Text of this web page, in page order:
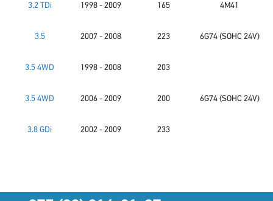
3.2 TDi 1998 - 2009 165 4M41
3.5 2007 - 2008 223 6G74 (SOHC 24V)
3.5 4WD 1998 - 2008 203
3.5 4WD 2006 - 2009 200 6G74 (SOHC 24V)
3.8 GDi 2002 - 2009 233